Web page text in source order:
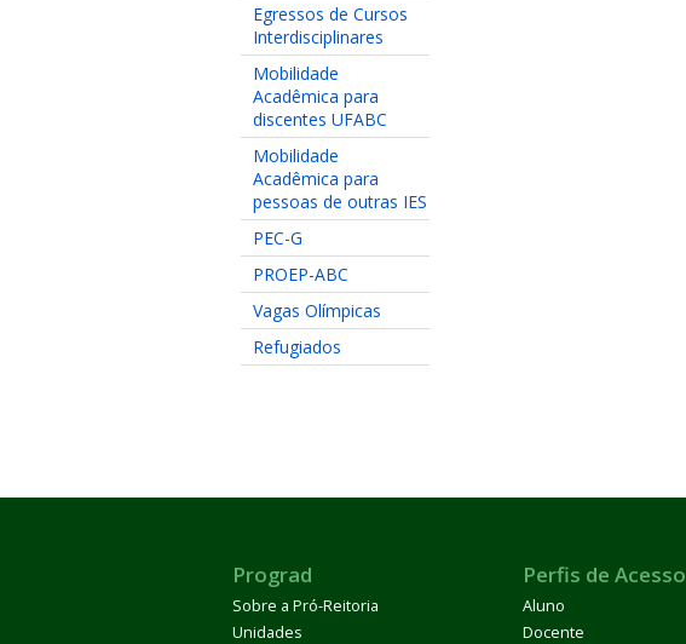
Egressos de Cursos
Interdisciplinares
Mobilidade
Acadêmica para
discentes UFABC
Mobilidade
Acadêmica para
pessoas de outras IES
PEC-G
PROEP-ABC
Vagas Olímpicas
Refugiados
Prograd
Sobre a Pró-Reitoria
Unidades
Perfis de Acesso
Aluno
Docente